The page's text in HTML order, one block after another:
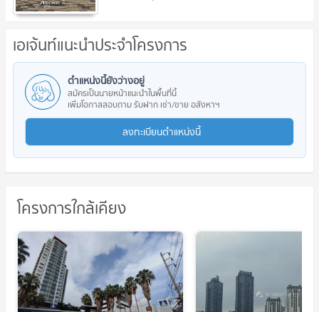
เอเจ้นท์แนะนำประจำโครงการ
ตำแหน่งนี้ยังว่างอยู่
สมัครเป็นนายหน้าแนะนำในพื้นที่นี้
เพิ่มโอกาสสอบถาม รับฝาก เช่า/ขาย อสังหาฯ
ลงทะเบียนตำแหน่งนี้
โครงการใกล้เคียง